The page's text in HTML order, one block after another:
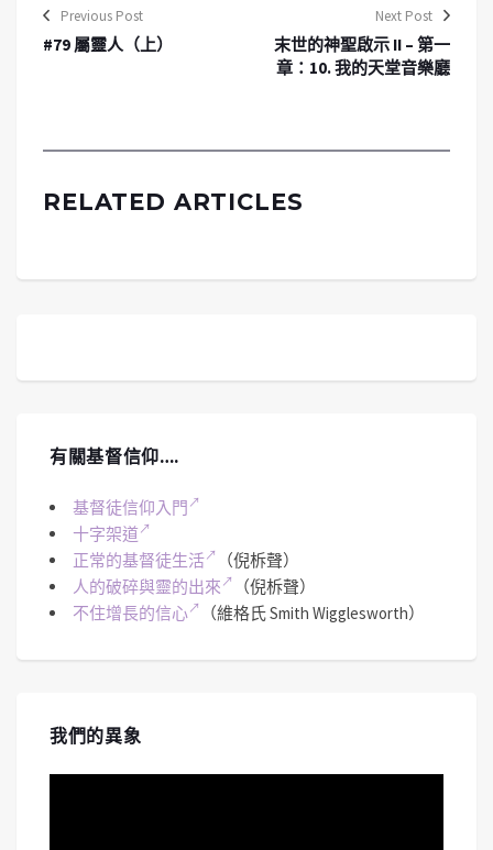
Previous Post
#79 屬靈人（上）
Next Post
末世的神聖啟示 II – 第一
章：10. 我的天堂音樂廳
RELATED ARTICLES
有關基督信仰….
基督徒信仰入門
十字架道
正常的基督徒生活
（倪柝聲）
人的破碎與靈的出來
（倪柝聲）
不住增長的信心
（維格氏 Smith Wigglesworth）
我們的異象